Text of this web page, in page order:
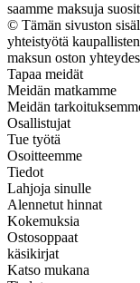
saamme maksuja
© Tämän sivuston
yhteistyötä
maksun oston
Tapaa meidät
Meidän matkamme
Meidän
Osallistujat
Tue työtä
Osoitteemme
Tiedot
Lahjoja sinulle
Alennetut hinnat
Kokemuksia
Ostosoppaat
käsikirjat
Katso mukana